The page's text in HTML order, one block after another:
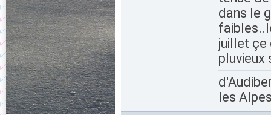
dans le
juillet çe
pluvieux
les